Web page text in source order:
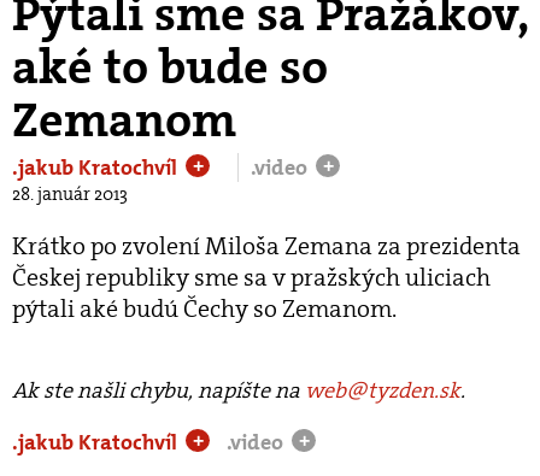
Pýtali sme sa Pražákov,
aké to bude so
Zemanom
.jakub Kratochvíl + .video +
28. január 2013
Krátko po zvolení Miloša Zemana za prezidenta
Českej republiky sme sa v pražských uliciach
pýtali aké budú Čechy so Zemanom.
Ak ste našli chybu, napíšte na web@tyzden.sk.
.jakub Kratochvíl
+ .video +